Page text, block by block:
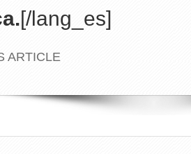
[/lang_es]
ARTICLE